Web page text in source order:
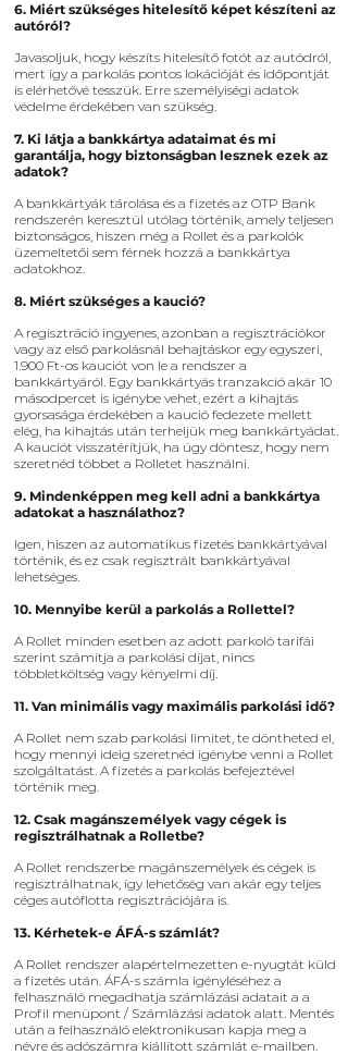
6. Miért szükséges hitelesítő képet készíteni az
autóról?
Javasoljuk, hogy készíts hitelesítő fotót az autódról,
mert így a parkolás pontos lokációját és időpontját
is elérhetővé tesszük. Erre személyiségi adatok
védelme érdekében van szükség.
7. Ki látja a bankkártya adataimat és mi
garantálja, hogy biztonságban lesznek ezek az
adatok?
A bankkártyák tárolása és a fizetés az OTP Bank
rendszerén keresztül utólag történik, amely teljesen
biztonságos, hiszen még a Rollet és a parkolók
üzemeltetői sem férnek hozzá a bankkártya
adatokhoz.
8. Miért szükséges a kaució?
A regisztráció ingyenes, azonban a regisztrációkor
vagy az első parkolásnál behajtáskor egy egyszeri,
1.900 Ft-os kauciót von le a rendszer a
bankkártyáról. Egy bankkártyás tranzakció akár 10
másodpercet is igénybe vehet, ezért a kihajtás
gyorsasága érdekében a kaució fedezete mellett
elég, ha kihajtás után terheljük meg bankkártyádat.
A kauciót visszatérítjük, ha úgy döntesz, hogy nem
szeretnéd többet a Rolletet használni.
9. Mindenképpen meg kell adni a bankkártya
adatokat a használathoz?
Igen, hiszen az automatikus fizetés bankkártyával
történik, és ez csak regisztrált bankkártyával
lehetséges.
10. Mennyibe kerül a parkolás a Rollettel?
A Rollet minden esetben az adott parkoló tarifái
szerint számítja a parkolási díjat, nincs
többletköltség vagy kényelmi díj.
11. Van minimális vagy maximális parkolási idő?
A Rollet nem szab parkolási limitet, te döntheted el,
hogy mennyi ideig szeretnéd igénybe venni a Rollet
szolgáltatást. A fizetés a parkolás befejeztével
történik meg.
12. Csak magánszemélyek vagy cégek is
regisztrálhatnak a Rolletbe?
A Rollet rendszerbe magánszemélyek és cégek is
regisztrálhatnak, így lehetőség van akár egy teljes
céges autóflotta regisztrációjára is.
13. Kérhetek-e ÁFÁ-s számlát?
A Rollet rendszer alapértelmezetten e-nyugtát küld
a fizetés után. ÁFÁ-s számla igényléséhez a
felhasználó megadhatja számlázási adatait a a
Profil menüpont / Számlázási adatok alatt. Mentés
után a felhasználó elektronikusan kapja meg a
névre és adószámra kiállított számlát e-mailben.